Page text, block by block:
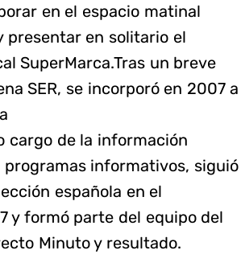
en el espacio matinal
presentar en solitario el
SuperMarca.Tras un breve
SER, se incorporó en 2007 a
cargo de la información
informativos, siguió
española en el
y formó parte del equipo del
Minuto y resultado.